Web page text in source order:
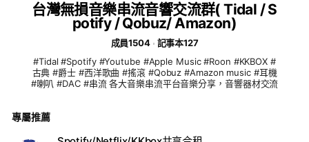
台灣無損音樂串流音響交流群( Tidal / S
potify / Qobuz/ Amazon)
成員1504
記事本127
#Tidal #Spotify #Youtube #Apple Music #Roon #KKBOX #
古典 #爵士 #西洋歌曲 #搖滾 #Qobuz #Amazon music #耳機
#喇叭 #DAC #串流 各大音樂串流平台音樂分享，音響器材交流
專屬推薦